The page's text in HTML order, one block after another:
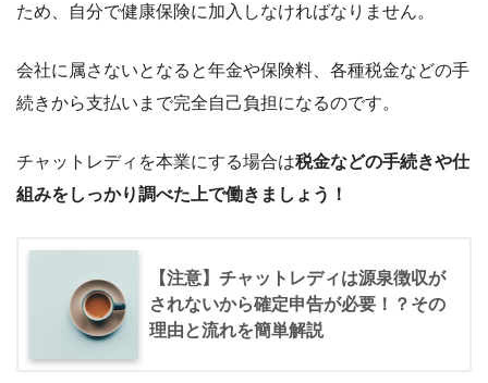
ため、自分で健康保険に加入 しなければなりません。
会社に属さないとなると年金や保険料、各種税金などの手
続きから支払いまで完全自己負担になるのです。
チャットレディを本業にする場合は税金などの手続きや仕
組みをしっかり調べた上で働きましょう！
【注意】チャットレディは源泉徴収が
されないから確定申告が必要！？その
理由と流れを簡単解説